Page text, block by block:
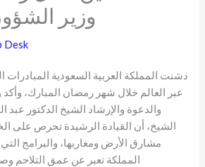
وزير
Desk
دشنت المملكة العربية السعودية المبادرات
عبر العالم خلال شهر رمضان المبارك، وأكد
والدعوة والإرشاد الشيخ الدكتور عبد
الشيخ، أن القيادة الرشيدة تحرص على
مشارق الأرض ومغاربها، والبرامج
المملكة تعبر عن عمق التلاحم